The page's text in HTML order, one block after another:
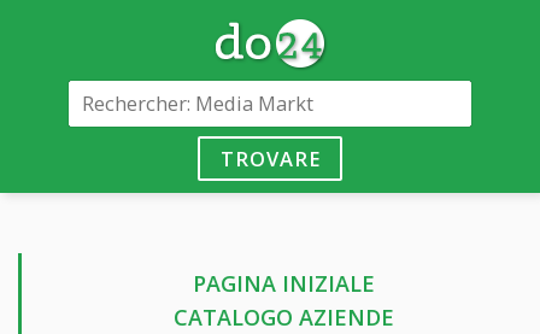
TROVARE
PAGINA INIZIALE
CATALOGO AZIENDE